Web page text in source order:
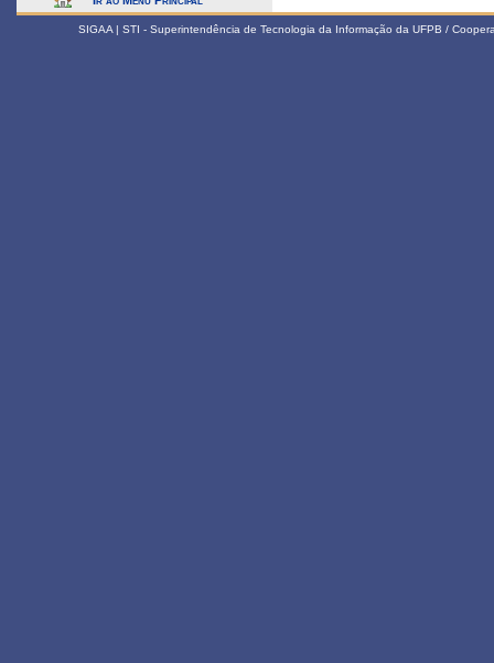
SIGAA | STI - Superintendência de Tecnologia da Informação da UFPB /